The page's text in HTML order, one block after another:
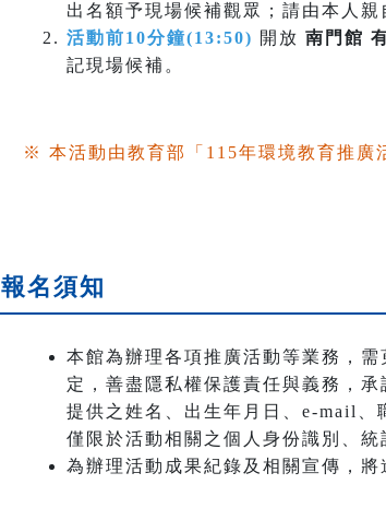
出名額予現場候補觀眾；請由本人親
活動前10分鐘(13:50) 開放 南門館
記現場候補。
※ 本活動由教育部「115年環境教育推廣
報名須知
本館為辦理各項推廣活動等業務，
定，善盡隱私權保護責任與義務，
提供之姓名、出生年月日、e-mail、
僅限於活動相關之個人身份識別、統
為辦理活動成果紀錄及相關宣傳，